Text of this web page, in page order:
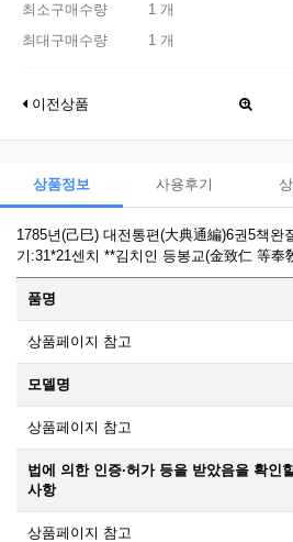
최소구매수량
1 개
최대구매수량
1 개
이전상품
상품정보 사용후기
1785년(己巳) 대전통편(大典通編)6권5책완
기:31*21센치 **김치인 등봉교(金致仁 等奉
품명
상품페이지 참고
모델명
상품페이지 참고
법에 의한 인증·허가 등을 받았음을 확인
사항
상품페이지 참고